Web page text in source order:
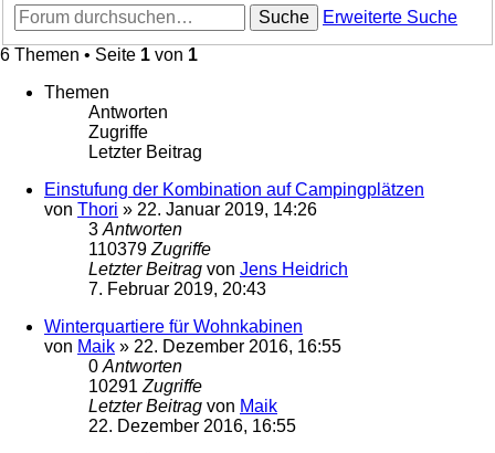
Suche
Erweiterte Suche
6 Themen • Seite 1 von 1
Themen
Antworten
Zugriffe
Letzter Beitrag
Einstufung der Kombination auf Campingplätzen
von Thori » 22. Januar 2019, 14:26
3 Antworten
110379 Zugriffe
Letzter Beitrag von Jens Heidrich
7. Februar 2019, 20:43
Winterquartiere für Wohnkabinen
von Maik » 22. Dezember 2016, 16:55
0 Antworten
10291 Zugriffe
Letzter Beitrag von Maik
22. Dezember 2016, 16:55